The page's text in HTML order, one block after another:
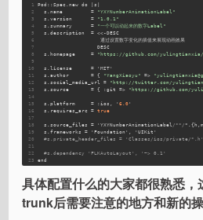
1
2
3
4
5
6
7
8
9
10
11
12
13
14
15
16
17
18
19
20
21
22
23
Pod::Spec.new do |s|
  s.
name
         =
"YXYNumberAnimationLabel"
  s.
version
      =
"1.0.1"
  s.
summary
      =
"一个可以动起来的数字Label"
  s.
description
  = <<-DESC
                    通过设置数字变化的插值来展现动画效果
                   DESC
  s.
homepage
     =
"https://github.com/yulingtianxia/
  s.
license
      = 'MIT'
  s.
author
       = {
"YangXiaoyu" =>
  s.
social_media_url =
"http://twitter.com/
  s.
source
       = { :
git => "https://github.com/
  s.
platform
     = :ios, '
6.0'
  s.
requires_arc = true
  s.
source_files = 'YXYNumberAnimationLabel /**/
  s.
frameworks
= 'Foundation', 'UIKit'
#s.private_header_files = 'Classes/ios/private/*.h'
#s.dependency 'FLKAutoLayout', '~> 0.1'
end
具体配置什么的大家都很熟悉，
trunk后需要注意的地方和新的